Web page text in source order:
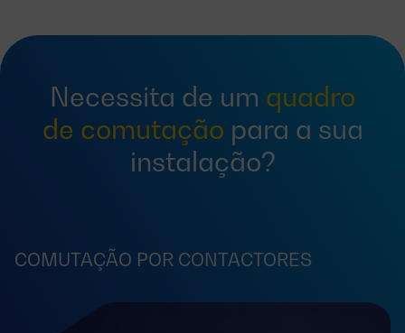
Necessita de um quadro
de comutação para a sua
instalação?
COMUTAÇÃO POR CONTACTORES